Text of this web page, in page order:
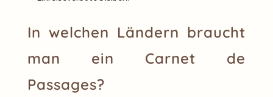
In welchen Ländern braucht
man ein Carnet de
Passages?